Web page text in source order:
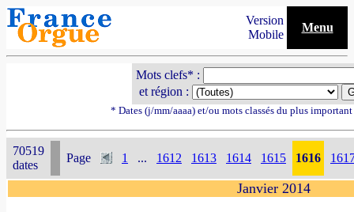
Version
Mobile
Menu
Mots clefs* :
et région :
* Dates (j/mm/aaaa) et/ou mots classés du plus
70519
dates
Page 1 ... 1612 1613 1614 1615 1616
Janvier 2014